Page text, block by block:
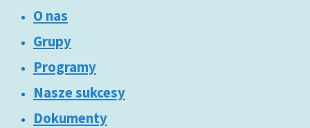
O nas
Grupy
Programy
Nasze sukcesy
Dokumenty